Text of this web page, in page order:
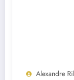
Alexandre